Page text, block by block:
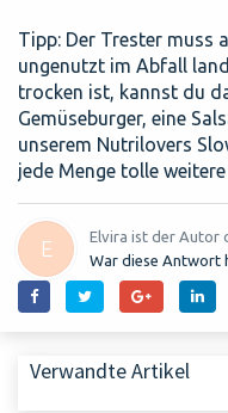
Tipp: Der Trester muss
ungenutzt im Abfall
trocken ist, kannst du
Gemüseburger, eine
unserem Nutrilovers
jede Menge tolle
E
Elvira ist der Autor
War diese Antwort
Verwandte Artikel